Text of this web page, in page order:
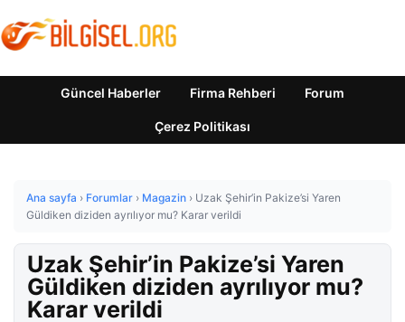
Güncel Haberler Firma Rehberi Forum
Çerez Politikası
Ana sayfa › Forumlar › Magazin › Uzak Şehir’in Pakize’si Yaren
Güldiken diziden ayrılıyor mu? Karar verildi
Uzak Şehir’in Pakize’si Yaren
Güldiken diziden ayrılıyor mu?
Karar verildi